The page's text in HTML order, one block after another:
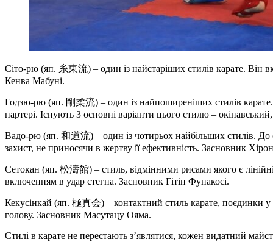
Сіто-рю (яп. 糸東流) – один із найстаріших стилів карате. Він
Кенва Мабуні.
Годзю-рю (яп. 剛柔流) – один із найпоширеніших стилів
партері. Існують 3 основні варіанти цього стилю –
Вадо-рю (яп. 和道流) – один із чотирьох найбільших стилів. До
захист, не приносячи в жертву її ефективність. Засновник
Сетокан (яп. 松濤館) – стиль, відмінними рисами якого є
включенням в удар стегна. Засновник Гітін Фунакосі.
Кекусінкай (яп. 極真会) – контактний стиль карате,
голову. Засновник Масутацу Ояма.
Стилі в карате не перестають з’являтися, кожен видатний